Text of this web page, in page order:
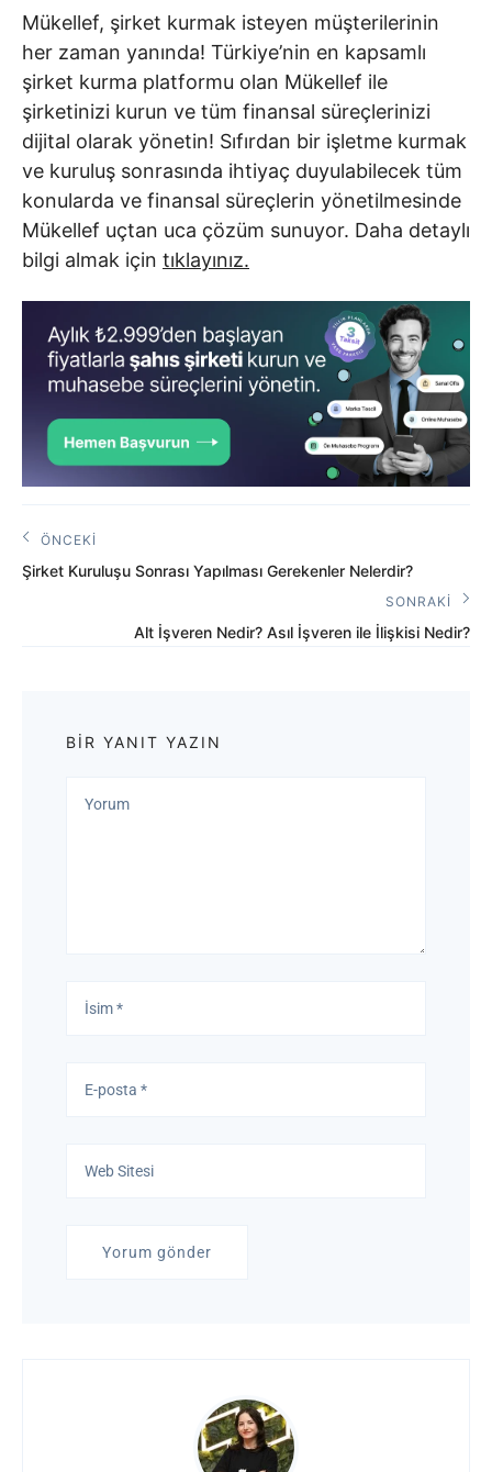
Mükellef, şirket kurmak isteyen müşterilerinin
her zaman yanında! Türkiye’nin en kapsamlı
şirket kurma platformu olan Mükellef ile
şirketinizi kurun ve tüm finansal süreçlerinizi
dijital olarak yönetin! Sıfırdan bir işletme kurmak
ve kuruluş sonrasında ihtiyaç duyulabilecek tüm
konularda ve finansal süreçlerin yönetilmesinde
Mükellef uçtan uca çözüm sunuyor. Daha detaylı
bilgi almak için tıklayınız.
Yazı
gezinmesi
ÖNCEKI
Önceki
Şirket Kuruluşu Sonrası Yapılması Gerekenler Nelerdir?
SONRAKI
Sonraki
Alt İşveren Nedir? Asıl İşveren ile İlişkisi Nedir?
BIR YANIT YAZIN